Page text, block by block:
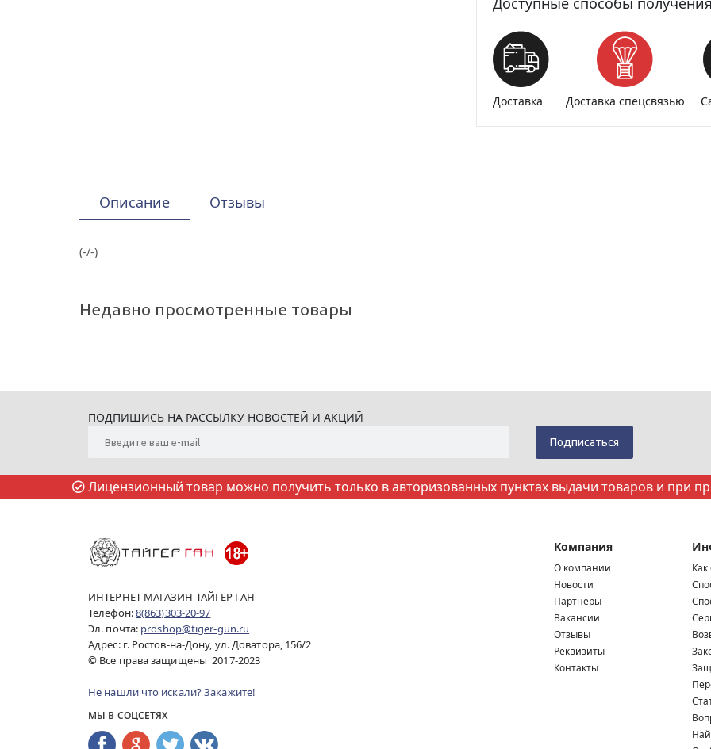
Доставка Доставка спецсвязью
Описание Отзывы
(-/-)
Недавно просмотренные товары
ПОДПИШИСЬ НА РАССЫЛКУ НОВОСТЕЙ И АКЦИЙ
Лицензионный товар можно получить только в авторизованных пунктах выдачи товаров и при
ИНТЕРНЕТ-МАГАЗИН ТАЙГЕР ГАН
Телефон:8(863)303-20-97
Эл. почта: proshop@tiger-gun.ru
Адрес: г. Ростов-на-Дону, ул. Доватора, 156/2
© Все права защищены 2017-2023
Не нашли что искали? Закажите!
МЫ В СОЦСЕТЯХ
Компания
О компании
Новости
Партнеры
Вакансии
Отзывы
Реквизиты
Контакты